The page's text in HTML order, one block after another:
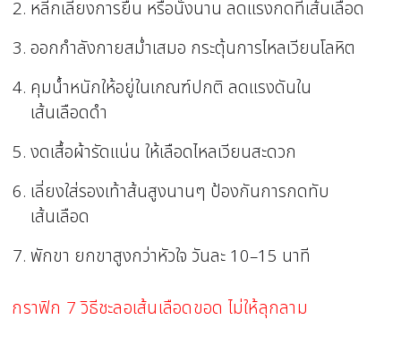
หลีกเลี่ยงการยืน หรือนั่งนาน ลดแรงกดที่เส้นเลือด
ออกกำลังกายสม่ำเสมอ กระตุ้นการไหลเวียนโลหิต
คุมน้ำหนักให้อยู่ในเกณฑ์ปกติ ลดแรงดันใน
เส้นเลือดดำ
งดเสื้อผ้ารัดแน่น ให้เลือดไหลเวียนสะดวก
เลี่ยงใส่รองเท้าส้นสูงนานๆ ป้องกันการกดทับ
เส้นเลือด
พักขา ยกขาสูงกว่าหัวใจ วันละ 10–15 นาที
กราฟิก 7 วิธีชะลอเส้นเลือดขอด ไม่ให้ลุกลาม